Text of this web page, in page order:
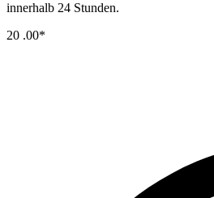
innerhalb 24 Stunden.
20 .00*